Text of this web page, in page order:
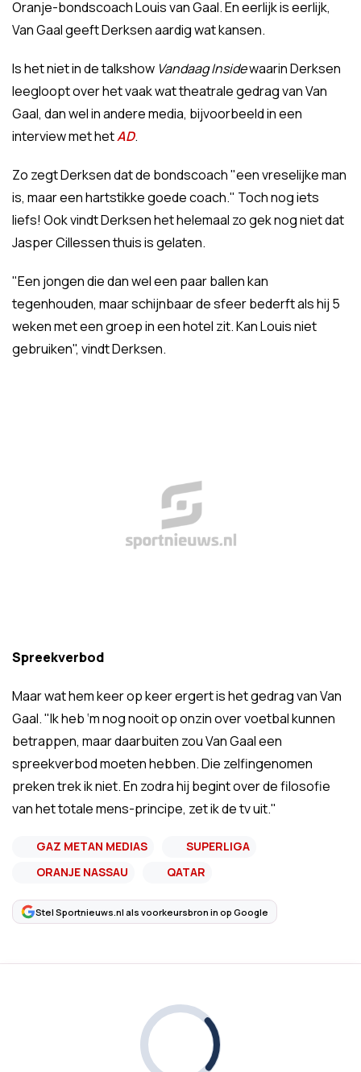
Oranje-bondscoach Louis van Gaal. En eerlijk is eerlijk,
Van Gaal geeft Derksen aardig wat kansen.
Is het niet in de talkshow Vandaag Insidewaarin Derksen
leegloopt over het vaak wat theatrale gedrag van Van
Gaal, dan wel in andere media, bijvoorbeeld in een
interview met hetAD.
Zo zegt Derksen dat de bondscoach "een vreselijke man
is, maar een hartstikke goede coach." Toch nog iets
liefs! Ook vindt Derksen het helemaal zo gek nog niet dat
Jasper Cillessen thuis is gelaten.
"Een jongen die dan wel een paar ballen kan
tegenhouden, maar schijnbaar de sfeer bederft als hij 5
weken met een groep in een hotel zit. Kan Louis niet
gebruiken", vindt Derksen.
Spreekverbod
Maar wat hem keer op keer ergert is het gedrag van Van
Gaal. "Ik heb ‘m nog nooit op onzin over voetbal kunnen
betrappen, maar daarbuiten zou Van Gaal een
spreekverbod moeten hebben. Die zelfingenomen
preken trek ik niet. En zodra hij begint over de filosofie
van het totale mens-principe, zet ik de tv uit."
GAZ METAN MEDIAS
SUPERLIGA
ORANJE NASSAU
QATAR
Stel Sportnieuws.nl als voorkeursbron in op Google